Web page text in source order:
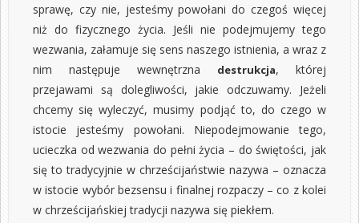
sprawę, czy nie, jesteśmy powołani do czegoś więcej
niż do fizycznego życia. Jeśli nie podejmujemy tego
wezwania, załamuje się sens naszego istnienia, a wraz z
nim następuje wewnętrzna destrukcja, której
przejawami są dolegliwości, jakie odczuwamy. Jeżeli
chcemy się wyleczyć, musimy podjąć to, do czego w
istocie jesteśmy powołani. Niepodejmowanie tego,
ucieczka od wezwania do pełni życia – do świętości, jak
się to tradycyjnie w chrześcijaństwie nazywa – oznacza
w istocie wybór bezsensu i finalnej rozpaczy – co z kolei
w chrześcijańskiej tradycji nazywa się piekłem.